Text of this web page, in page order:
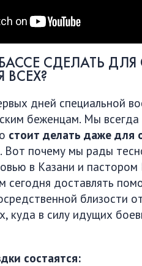
СДЕЛАТЬ
ВСЕХ?
дней специальной
беженцам. Мы
стоит делать даже для
. Вот почему мы рады
в Казани и
сегодня доставлять
близости
куда в силу идущих
состаятся: